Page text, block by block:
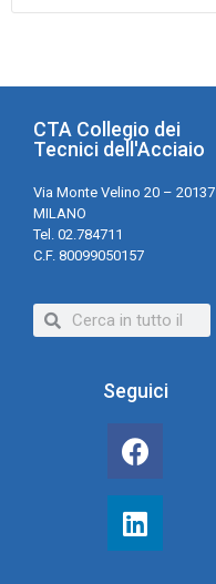
CTA Collegio dei
Tecnici dell'Acciaio
Via Monte Velino 20 – 20137
MILANO
Tel. 02.784711
C.F. 80099050157
Seguici